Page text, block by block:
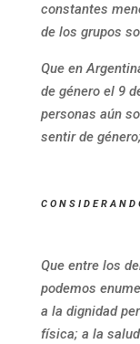
constantes
de los grupos
Que en
de género el 9
personas aún
sentir de
C O N S I D E R A N D
Que entre los
podemos
a la dignidad
física; a la